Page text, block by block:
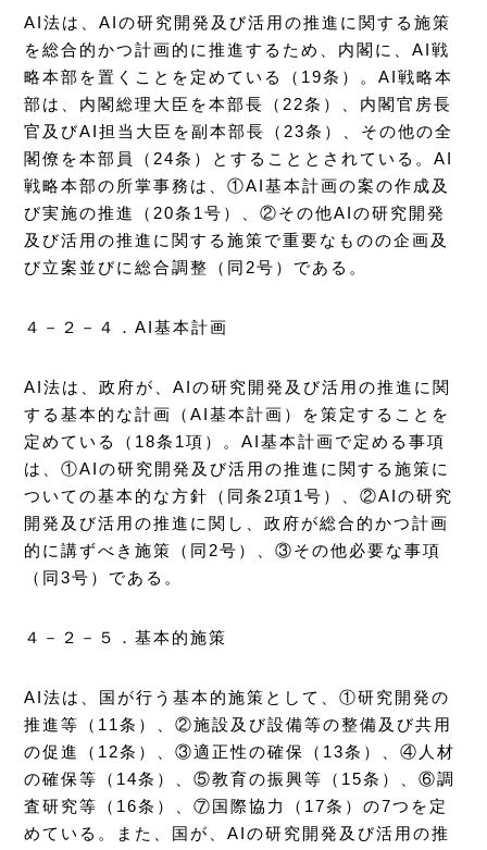
AI法は、AIの研究開発及び活用の推進に関する施策
を総合的かつ計画的に推進するため、内閣に、AI戦
略本部を置くことを定めている（19条）。AI戦略本
部は、内閣総理大臣を本部長（22条）、内閣官房長
官及びAI担当大臣を副本部長（23条）、その他の全
閣僚を本部員（24条）とすることとされている。AI
戦略本部の所掌事務は、①AI基本計画の案の作成及
び実施の推進（20条1号）、②その他AIの研究開発
及び活用の推進に関する施策で重要なものの企画及
び立案並びに総合調整（同2号）である。
４－２－４．AI基本計画
AI法は、政府が、AIの研究開発及び活用の推進に関
する基本的な計画（AI基本計画）を策定することを
定めている（18条1項）。AI基本計画で定める事項
は、①AIの研究開発及び活用の推進に関する施策に
ついての基本的な方針（同条2項1号）、②AIの研究
開発及び活用の推進に関し、政府が総合的かつ計画
的に講ずべき施策（同2号）、③その他必要な事項
（同3号）である。
４－２－５．基本的施策
AI法は、国が行う基本的施策として、①研究開発の
推進等（11条）、②施設及び設備等の整備及び共用
の促進（12条）、③適正性の確保（13条）、④人材
の確保等（14条）、⑤教育の振興等（15条）、⑥調
査研究等（16条）、⑦国際協力（17条）の7つを定
めている。また、国が、AIの研究開発及び活用の推